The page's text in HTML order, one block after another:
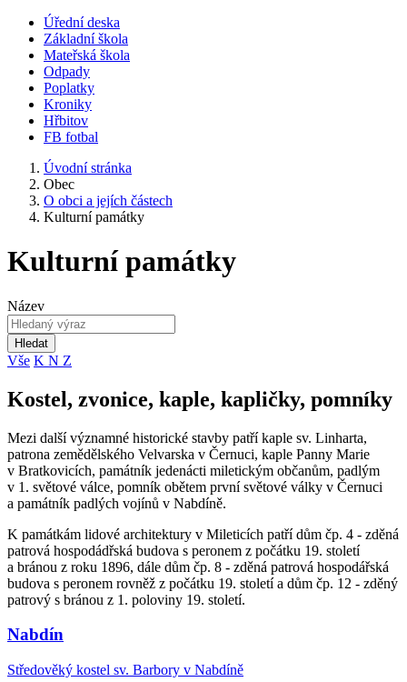
Úřední deska
Základní škola
Mateřská škola
Odpady
Poplatky
Kroniky
Hřbitov
FB fotbal
Úvodní stránka
Obec
O obci a jejích částech
Kulturní památky
Kulturní památky
Název
Hledat
Vše K N Z
Kostel, zvonice, kaple, kapličky, pomníky
Mezi další významné historické stavby patří kaple sv. Linharta,
patrona zemědělského Velvarska v Černuci, kaple Panny Marie
v Bratkovicích, památník jedenácti miletickým občanům, padlým
v 1. světové válce, pomník obětem první světové války v Černuci
a památník padlých vojínů v Nabdíně.
K památkám lidové architektury v Mileticích patří dům čp. 4 - zděná
patrová hospodádřská budova s peronem z počátku 19. století
a bránou z roku 1896, dále dům čp. 8 - zděná patrová hospodářská
budova s peronem rovněž z počátku 19. století a dům čp. 12 - zděný
patrový s bránou z 1. poloviny 19. století.
Nabdín
Středověký kostel sv. Barbory v Nabdíně